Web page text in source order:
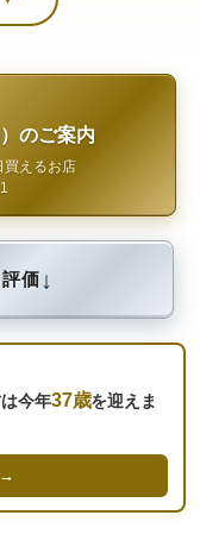
のご案内
買えるお店
価↓
今年37歳を迎えま
→